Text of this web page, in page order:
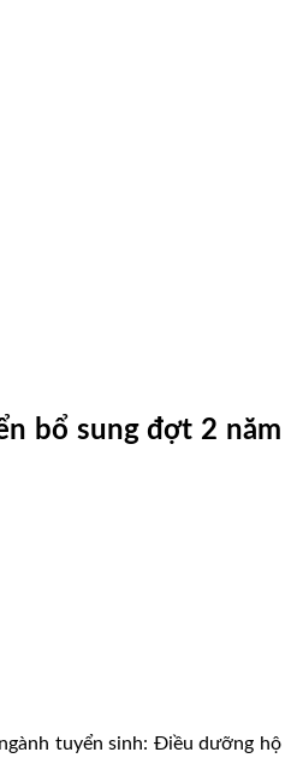
bổ sung đợt 2 năm
tuyển sinh: Điều dưỡng hộ